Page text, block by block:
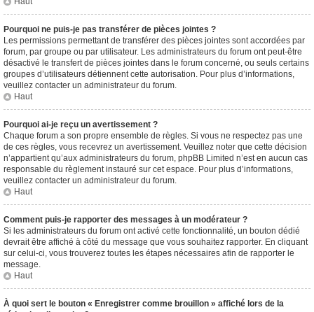
Pourquoi ne puis-je pas transférer de pièces jointes ?
Les permissions permettant de transférer des pièces jointes sont accordées par
forum, par groupe ou par utilisateur. Les administrateurs du forum ont peut-être
désactivé le transfert de pièces jointes dans le forum concerné, ou seuls certains
groupes d’utilisateurs détiennent cette autorisation. Pour plus d’informations,
veuillez contacter un administrateur du forum.
Haut
Pourquoi ai-je reçu un avertissement ?
Chaque forum a son propre ensemble de règles. Si vous ne respectez pas une
de ces règles, vous recevrez un avertissement. Veuillez noter que cette décision
n’appartient qu’aux administrateurs du forum, phpBB Limited n’est en aucun cas
responsable du règlement instauré sur cet espace. Pour plus d’informations,
veuillez contacter un administrateur du forum.
Haut
Comment puis-je rapporter des messages à un modérateur ?
Si les administrateurs du forum ont activé cette fonctionnalité, un bouton dédié
devrait être affiché à côté du message que vous souhaitez rapporter. En cliquant
sur celui-ci, vous trouverez toutes les étapes nécessaires afin de rapporter le
message.
Haut
À quoi sert le bouton « Enregistrer comme brouillon » affiché lors de la